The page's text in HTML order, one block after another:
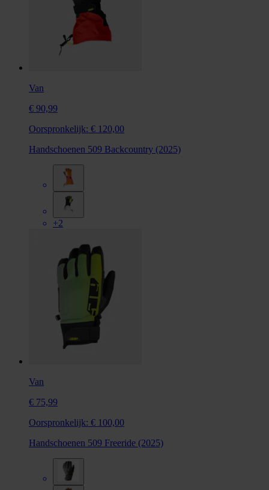
Van
€ 90,99
Oorspronkelijk: € 120,00
Handschoenen 509 Backcountry (2025)
+2
Van
€ 75,99
Oorspronkelijk: € 100,00
Handschoenen 509 Freeride (2025)